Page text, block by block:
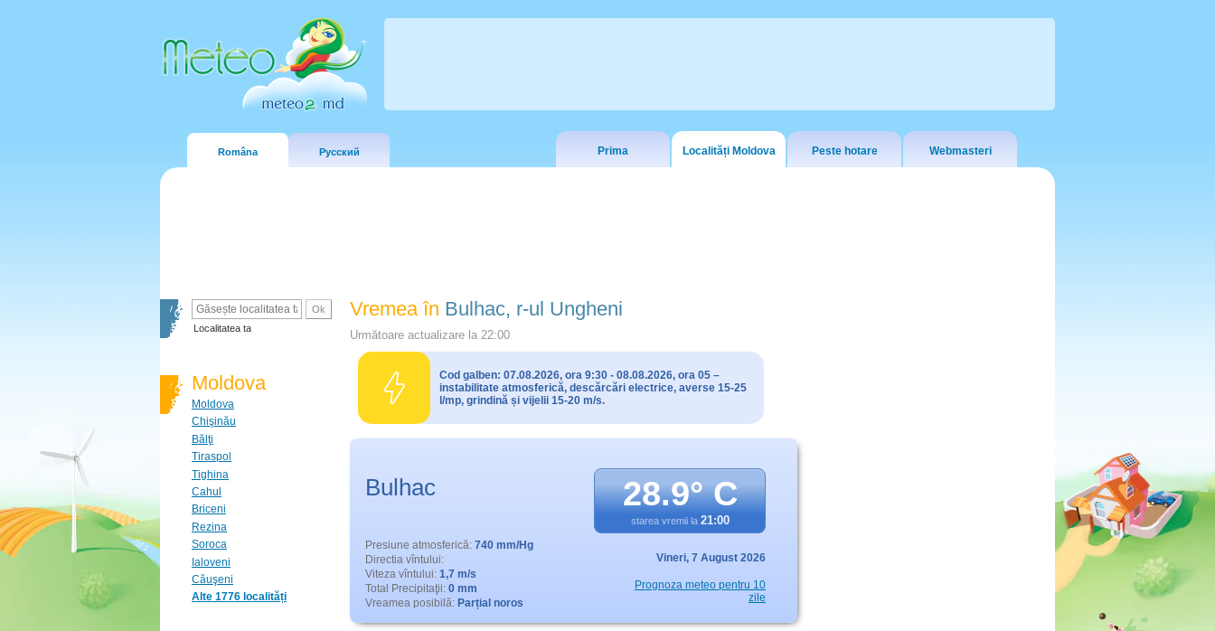
Româna Русский Prima Localități Moldova Peste hotare Webmasteri
Localitatea ta
Moldova
Moldova
Chişinău
Bălţi
Tiraspol
Tighina
Cahul
Briceni
Rezina
Soroca
Ialoveni
Căuşeni
Alte 1776 localități
Vremea în Bulhac, r-ul Ungheni
Următoare actualizare la 22:00
Cod galben: 07.08.2026, ora 9:30 - 08.08.2026, ora 05 –
instabilitate atmosferică, descărcări electrice, averse 15-25
l/mp, grindină și vijelii 15-20 m/s.
Bulhac 28.9° C
starea vremii la 21:00
Presiune atmosferică: 740 mm/Hg
Directia vîntului:
Viteza vîntului: 1,7 m/s
Total Precipitaţii: 0 mm
Vreamea posibilă: Parțial noros
Vineri, 7 August 2026
Prognoza meteo pentru 10
zile